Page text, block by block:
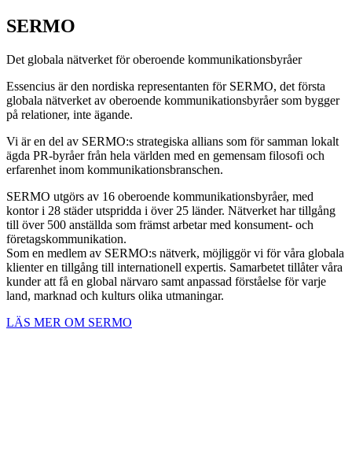
SERMO
Det globala nätverket för oberoende kommunikationsbyråer
Essencius är den nordiska representanten för SERMO, det första
globala nätverket av oberoende kommunikationsbyråer som bygger
på relationer, inte ägande.
Vi är en del av SERMO:s strategiska allians som för samman lokalt
ägda PR-byråer från hela världen med en gemensam filosofi och
erfarenhet inom kommunikationsbranschen.
SERMO utgörs av 16 oberoende kommunikationsbyråer, med
kontor i 28 städer utspridda i över 25 länder. Nätverket har tillgång
till över 500 anställda som främst arbetar med konsument- och
företagskommunikation.
Som en medlem av SERMO:s nätverk, möjliggör vi för våra globala
klienter en tillgång till internationell expertis. Samarbetet tillåter våra
kunder att få en global närvaro samt anpassad förståelse för varje
land, marknad och kulturs olika utmaningar.
LÄS MER OM SERMO